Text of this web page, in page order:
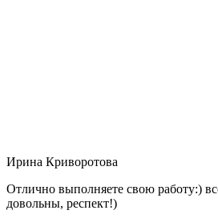
Ирина Криворотова
Отлично выполняете свою работу:)
довольны, респект!)